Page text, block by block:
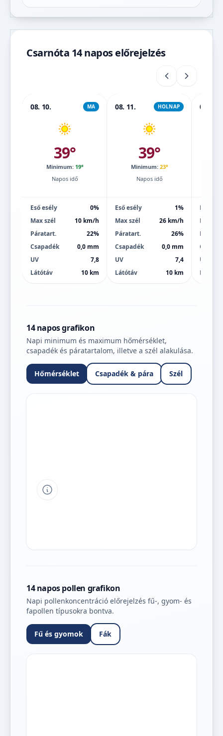
Csarnóta 14 napos előrejelzés
08. 10. MA
39°
Minimum: 19°
Napos idő
Eső esély
0%
Max szél
10 km/h
Páratart.
22%
Csapadék
0,0 mm
UV
7,8
Látótáv
10 km
08. 11. HOLNAP
39°
Minimum: 23°
Napos idő
Eső esély
1%
Max szél
26 km/h
Páratart.
26%
Csapadék
0,0 mm
UV
7,4
Látótáv
10 km
08. 12.
Eső
Max
UV
Látótáv
14 napos grafikon
Napi minimum és maximum hőmérséklet,
csapadék és páratartalom, illetve a szél alakulása.
Hőmérséklet Csapadék & pára Szél
Tipp a grafikon jelmagyarázatához
14 napos pollen grafikon
Napi pollenkoncentráció előrejelzés fű-, gyom- és
fapollen típusokra bontva.
Fű és gyomok Fák